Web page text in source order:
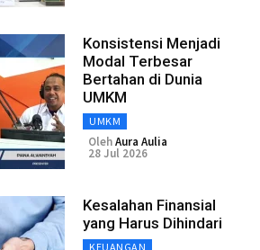
Konsistensi Menjadi
Modal Terbesar
Bertahan di Dunia
UMKM
UMKM
OlehAura Aulia
28 Jul 2026
Kesalahan Finansial
yang Harus Dihindari
KEUANGAN